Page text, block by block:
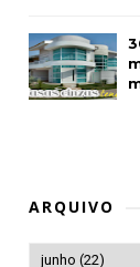
ARQUIVO